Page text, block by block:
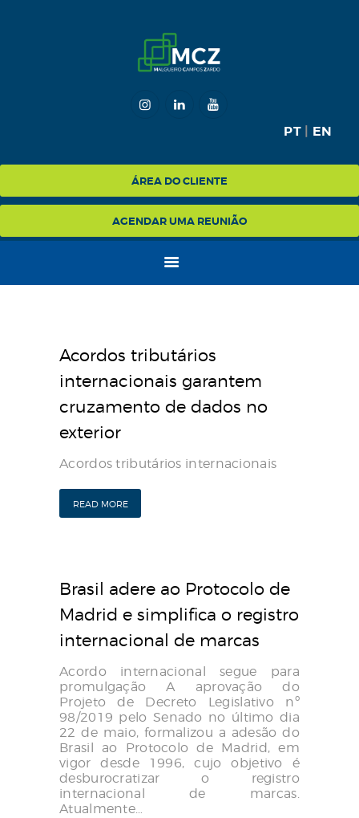
PT| EN
ÁREA DO CLIENTE
AGENDAR UMA REUNIÃO
NA MÍDIA
BLOG
CONTATO
Acordos tributários
internacionais garantem
cruzamento de dados no
exterior
Acordos tributários internacionais
READ MORE
Brasil adere ao Protocolo de
Madrid e simplifica o registro
internacional de marcas
Acordo internacional segue para
promulgação A aprovação do
Projeto de Decreto Legislativo nº
98/2019 pelo Senado no último dia
22 de maio, formalizou a adesão do
Brasil ao Protocolo de Madrid, em
vigor desde 1996, cujo objetivo é
desburocratizar o registro
internacional de marcas.
Atualmente…